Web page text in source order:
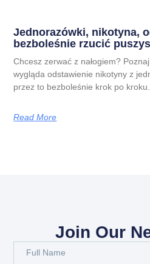
Jednorazówki, nikotyna,
bezboleśnie rzucić
Chcesz zerwać z nałogiem?
wygląda odstawienie nikotyny z
przez to bezboleśnie krok po kroku.
Read More
Join Our